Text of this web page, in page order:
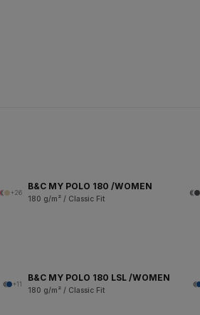
+26
B&C MY POLO 180 /WOMEN
180 g/m² / Classic Fit
+11
B&C MY POLO 180 LSL /WOMEN
180 g/m² / Classic Fit